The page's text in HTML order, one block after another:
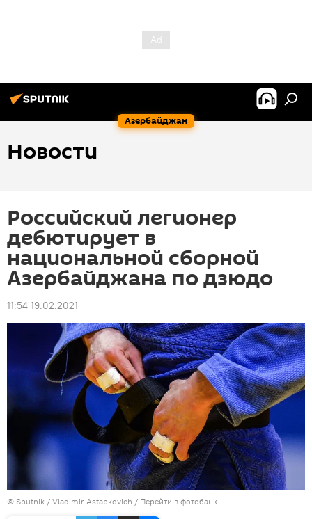
Азербайджан
Новости
Российский легионер
дебютирует в
национальной сборной
Азербайджана по дзюдо
11:54 19.02.2021
© Sputnik / Vladimir Astapkovich / Перейти в фотобанк